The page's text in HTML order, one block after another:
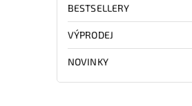
BESTSELLERY
VÝPRODEJ
NOVINKY